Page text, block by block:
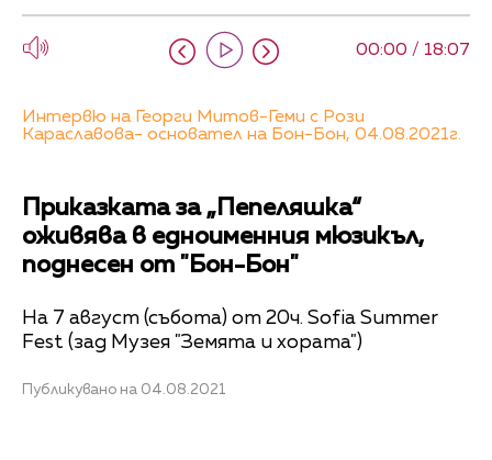
00:00 / 18:07
Интервю на Георги Митов-Геми с Рози
Караславова- основател на Бон-Бон, 04.08.2021г.
Приказката за „Пепеляшка“
оживява в едноименния мюзикъл,
поднесен от "Бон-Бон"
На 7 август (събота) от 20ч. Sofia Summer
Fest (зад Музея "Земята и хората")
Публикувано на 04.08.2021